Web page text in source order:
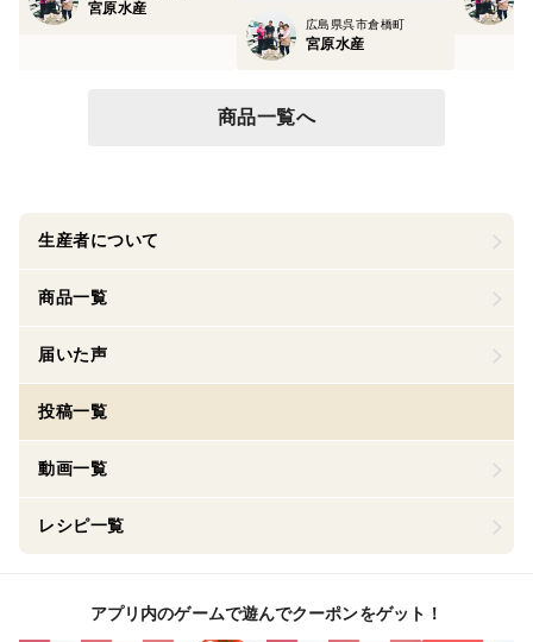
宮原水産
広島県呉市倉橋町
宮原水産
商品一覧へ
生産者について
商品一覧
届いた声
投稿一覧
動画一覧
レシピ一覧
アプリ内のゲームで遊んでクーポンをゲット！